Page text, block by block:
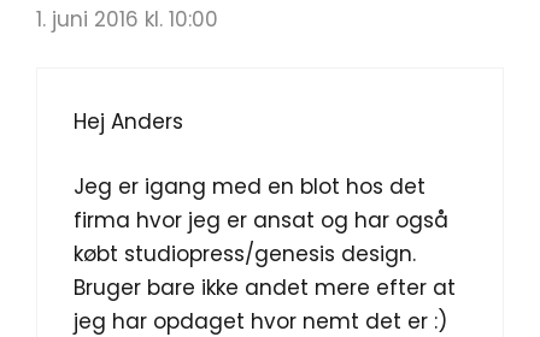
1. juni 2016 kl. 10:00
Hej Anders
Jeg er igang med en blot hos det
firma hvor jeg er ansat og har også
købt studiopress/genesis design.
Bruger bare ikke andet mere efter at
jeg har opdaget hvor nemt det er :)